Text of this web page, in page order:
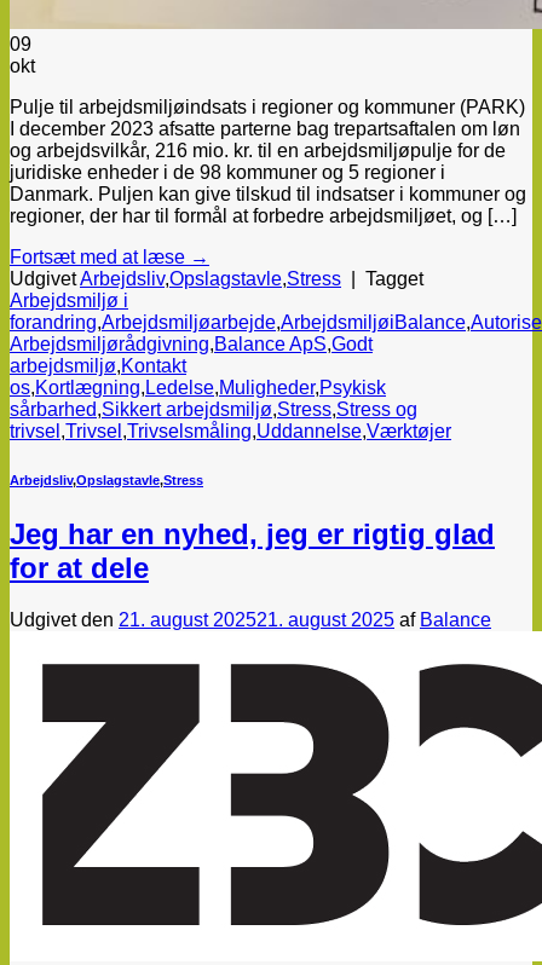
09
okt
Pulje til arbejdsmiljøindsats i regioner og kommuner (PARK)
I december 2023 afsatte parterne bag trepartsaftalen om løn
og arbejdsvilkår, 216 mio. kr. til en arbejdsmiljøpulje for de
juridiske enheder i de 98 kommuner og 5 regioner i
Danmark. Puljen kan give tilskud til indsatser i kommuner og
regioner, der har til formål at forbedre arbejdsmiljøet, og […]
Fortsæt med at læse →
UdgivetArbejdsliv,Opslagstavle,Stress
Tagget
Arbejdsmiljø i
forandring,Arbejdsmiljøarbejde,ArbejdsmiljøiBalance,
Arbejdsmiljørådgivning,Balance ApS,Godt
arbejdsmiljø,Kontakt
os,Kortlægning, Ledelse,Muligheder,Psykisk
sårbarhed,Sikkert arbejdsmiljø,Stress,Stress og
trivsel ,Trivsel ,Trivselsmåling,Uddannelse,Værktøjer
Arbejdsliv,Opslagstavle,Stress
Jeg har en nyhed, jeg er rigtig glad
for at dele
Udgivet den 21. august 202521. august 2025 af Balance